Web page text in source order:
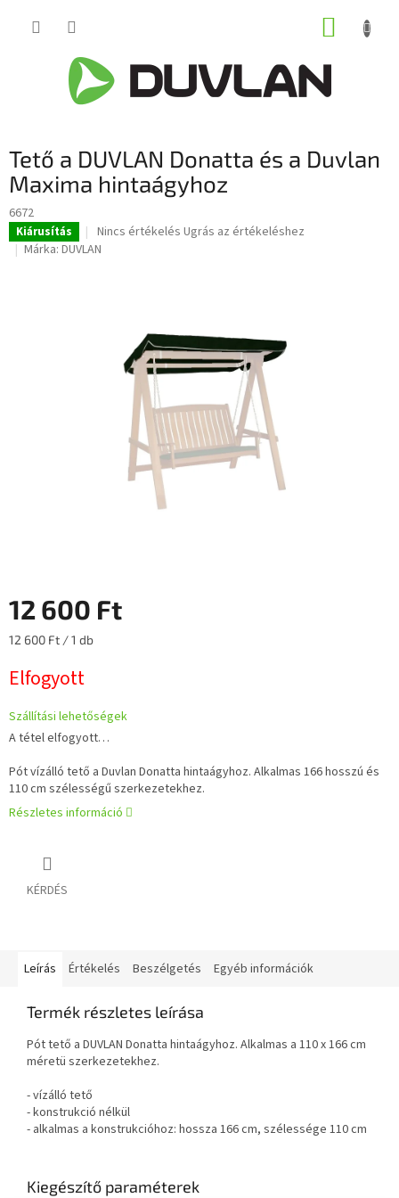
KOSÁR
Tető a DUVLAN Donatta és a Duvlan
Maxima hintaágyhoz
6672
Kiárusítás
A
termék
csillag.
Nincs értékelés Ugrás az értékeléshez
Márka: DUVLAN
12 600 Ft
Egységár:
12 600 Ft / 1 db
Elfogyott
Szállítási lehetőségek
A tétel elfogyott…
Pótvízálló tető a Duvlan Donatta hintaágyhoz. Alkalmas 166 hosszú és
110 cm szélességű szerkezetekhez.
Részletes információ
KÉRDÉS
Leírás Értékelés Beszélgetés Egyéb információk
Termék részletes leírása
Póttető a DUVLAN Donatta hintaágyhoz. Alkalmas a 110 x 166 cm
méretü szerkezetekhez.
- vízálló tető
- konstrukció nélkül
- alkalmas a konstrukcióhoz: hossza 166 cm, szélessége 110 cm
Kiegészítő paraméterek